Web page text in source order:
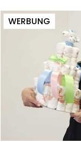
WERBUNG